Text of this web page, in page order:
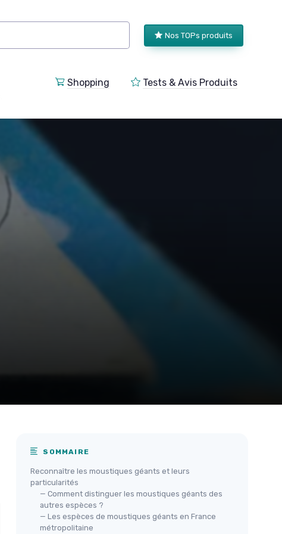
Nos TOPs produits
Shopping Tests & Avis Produits
SOMMAIRE
Reconnaître les moustiques géants et leurs
particularités
— Comment distinguer les moustiques géants des
autres espèces ?
— Les espèces de moustiques géants en France
métropolitaine